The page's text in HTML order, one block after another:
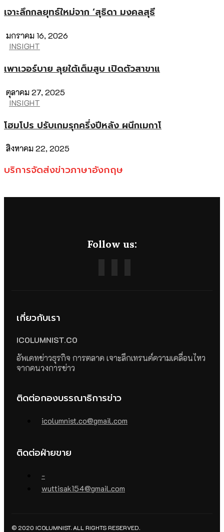
เจาะลึกกลยุทธ์ใหม่จาก ‘สุธิดา มงคลสุธี
มกราคม 16, 2026
INSIGHT
เพาเวอร์บาย ลุยใต้เต็มสูบ เปิดตัวสาขาแ
ตุลาคม 27, 2025
INSIGHT
โฮมโปร ปรับเกมรุกครึ่งปีหลัง ผนึกเมกาโ
สิงหาคม 22, 2025
บริการจัดส่งข่าวภาษาอังกฤษ
Follow us:
เกี่ยวกับเรา
ICOLUMNIST.CO
อัพเดทข่าวธุรกิจ การตลาด เจาะลึกเทรนด์ความเคลื่อนไหว
จากคนวงการข่าว
ติดต่อกองบรรณาธิการข่าว
icolumnist.co@gmail.com
ติดต่อฝ่ายขาย
-
wuttisak154@gmail.com
© 2020 ICOLUMNIST. ALL RIGHTS RESERVED.